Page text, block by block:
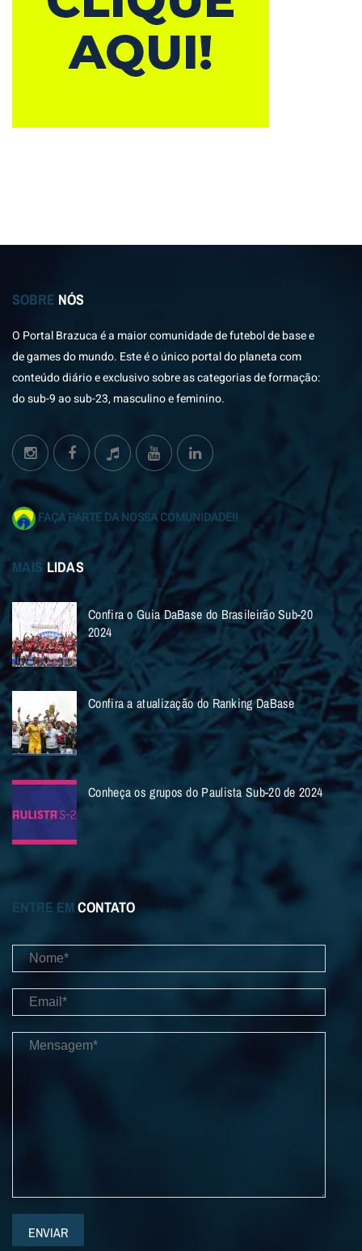
SOBRE NÓS
O Portal Brazuca é a maior comunidade de futebol de base e
de games do mundo. Este é o único portal do planeta com
conteúdo diário e exclusivo sobre as categorias de formação:
do sub-9 ao sub-23, masculino e feminino.
FAÇA PARTE DA NOSSA COMUNIDADE!!
MAIS LIDAS
Confira o Guia DaBase do Brasileirão Sub-20
2024
Confira a atualização do Ranking DaBase
Conheça os grupos do Paulista Sub-20 de 2024
ENTRE EM CONTATO
ENVIAR